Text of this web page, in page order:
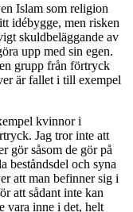
Islam som religion
idébygge, men risken
skuldbeläggande av
upp med sin egen.
grupp från förtryck
är fallet i till exempel
kvinnor i
Jag tror inte att
gör såsom de gör på
beståndsdel och syna
att man befinner sig i
att sådant inte kan
vara inne i det, helt